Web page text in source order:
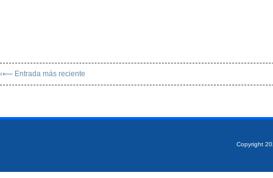
‹⟵ Entrada más reciente
Copyright